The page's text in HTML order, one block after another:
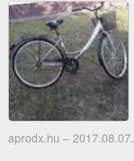
aprodx.hu – 2017.08.07.